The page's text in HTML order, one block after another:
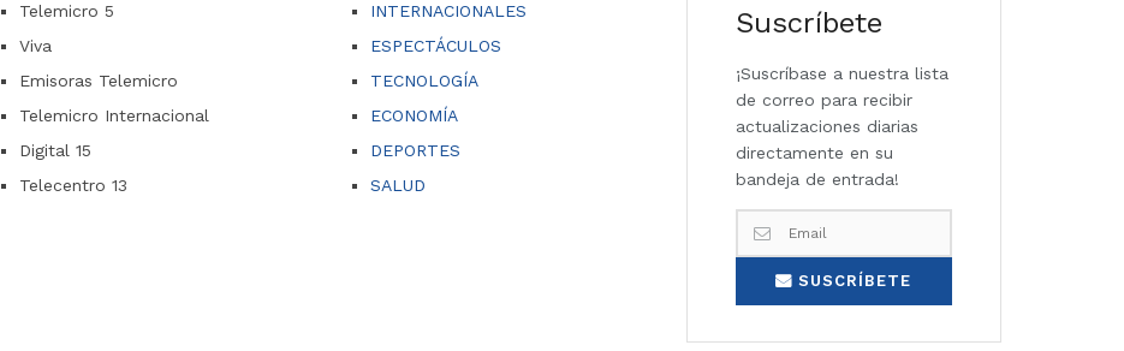
Telemicro 5
Viva
Emisoras Telemicro
Telemicro Internacional
Digital 15
Telecentro 13
INTERNACIONALES
ESPECTÁCULOS
TECNOLOGÍA
ECONOMÍA
DEPORTES
SALUD
Suscríbete
¡Suscríbase a nuestra lista
de correo para recibir
actualizaciones diarias
directamente en su
bandeja de entrada!
SUSCRÍBETE